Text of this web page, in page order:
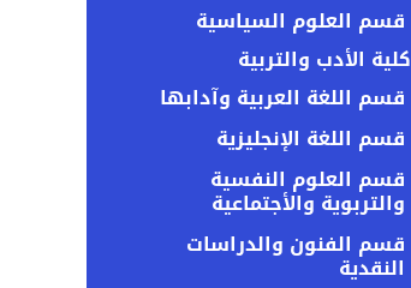
قسم العلوم السياسية
كلية الأدب والتربية
قسم اللغة العربية وآدابها
قسم اللغة الإنجليزية
قسم العلوم النفسية
والتربوية والأجتماعية
قسم الفنون والدراسات
النقدية